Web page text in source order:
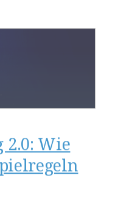
Wie